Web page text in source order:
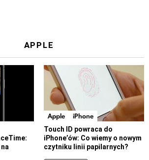
APPLE
Apple iPhone
Touch ID powraca do
iPhone’ów: Co wiemy o nowym
czytniku linii papilarnych?